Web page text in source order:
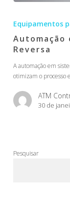
Equipamentos
Automação
Reversa
A automação em
otimizam o processo
ATM
30 de
Pesquisar